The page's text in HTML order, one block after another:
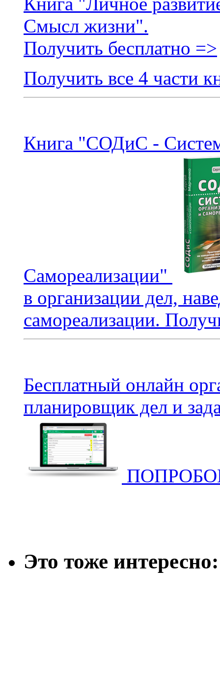
Смысл жизни".
Получить бесплатно =>
Получить все 4 части
Книга "СОДиС -
Самореализации"
в организации дел,
самореализации.
Бесплатный онлайн
планировщик дел и
Это тоже интересно: